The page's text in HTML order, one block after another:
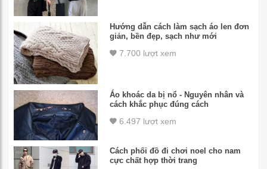
Hướng dẫn cách làm sạch áo len đơn
giản, bền đẹp, sạch như mới
7.700 lượt xem
Áo khoác da bị nổ - Nguyên nhân và
cách khắc phục đúng cách
6.497 lượt xem
Cách phối đồ đi chơi noel cho nam
cực chất hợp thời trang